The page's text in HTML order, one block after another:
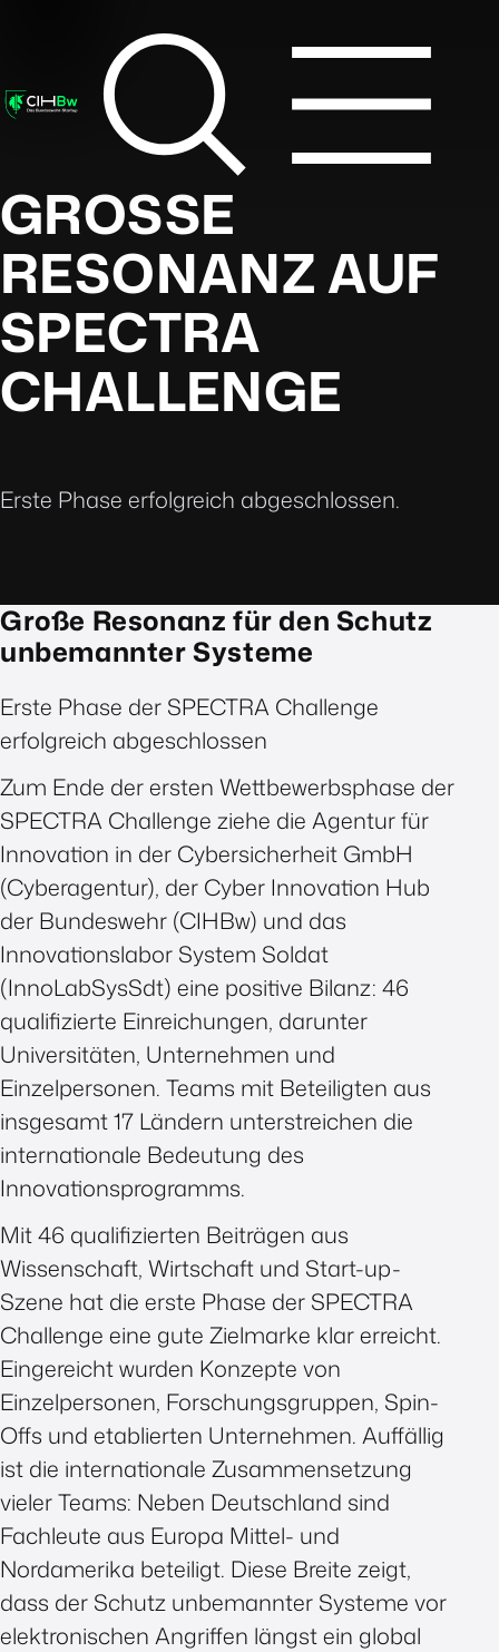
GROSSE
RESONANZ AUF
SPECTRA
CHALLENGE
Erste Phase erfolgreich abgeschlossen.
Große Resonanz für den Schutz
unbemannter Systeme
Erste Phase der SPECTRA Challenge
erfolgreich abgeschlossen
Zum Ende der ersten Wettbewerbsphase der
SPECTRA Challenge ziehe die Agentur für
Innovation in der Cybersicherheit GmbH
(Cyberagentur), der Cyber Innovation Hub
der Bundeswehr (CIHBw) und das
Innovationslabor System Soldat
(InnoLabSysSdt) eine positive Bilanz: 46
qualifizierte Einreichungen, darunter
Universitäten, Unternehmen und
Einzelpersonen. Teams mit Beteiligten aus
insgesamt 17 Ländern unterstreichen die
internationale Bedeutung des
Innovationsprogramms.
Mit 46 qualifizierten Beiträgen aus
Wissenschaft, Wirtschaft und Start-up-
Szene hat die erste Phase der SPECTRA
Challenge eine gute Zielmarke klar erreicht.
Eingereicht wurden Konzepte von
Einzelpersonen, Forschungsgruppen, Spin-
Offs und etablierten Unternehmen. Auffällig
ist die internationale Zusammensetzung
vieler Teams: Neben Deutschland sind
Fachleute aus Europa Mittel- und
Nordamerika beteiligt. Diese Breite zeigt,
dass der Schutz unbemannter Systeme vor
elektronischen Angriffen längst ein global